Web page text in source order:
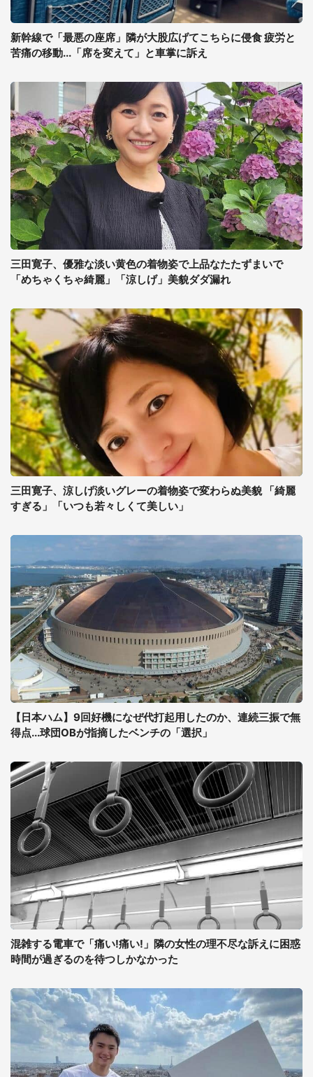
新幹線で「最悪の座席」隣が大股広げてこちらに侵食 疲労と
苦痛の移動...「席を変えて」と車掌に訴え
三田寛子、優雅な淡い黄色の着物姿で上品なたたずまいで
「めちゃくちゃ綺麗」「涼しげ」美貌ダダ漏れ
三田寛子、涼しげ淡いグレーの着物姿で変わらぬ美貌 「綺麗
すぎる」「いつも若々しくて美しい」
【日本ハム】9回好機になぜ代打起用したのか、連続三振で無
得点...球団OBが指摘したベンチの「選択」
混雑する電車で「痛い!痛い!」隣の女性の理不尽な訴えに困惑
時間が過ぎるのを待つしかなかった